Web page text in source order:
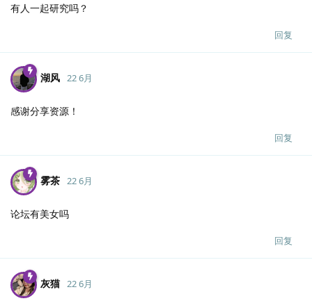
有人一起研究吗？
回复
湖风 22 6月
感谢分享资源！
回复
雾茶 22 6月
论坛有美女吗
回复
灰猫 22 6月